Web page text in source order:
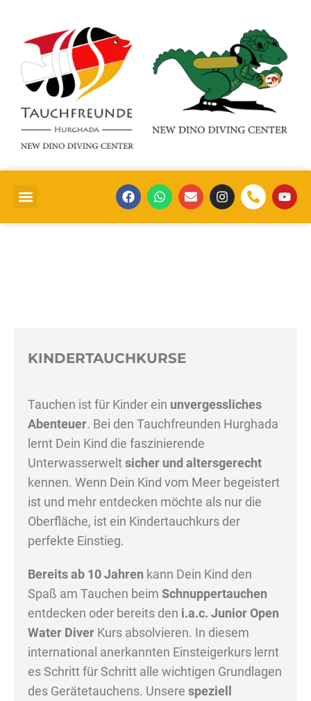
KINDERTAUCHKURSE
Tauchen ist für Kinder ein unvergessliches
Abenteuer. Bei den Tauchfreunden Hurghada
lernt Dein Kind die faszinierende
Unterwasserweltsicher und altersgerecht
kennen. Wenn Dein Kind vom Meer begeistert
ist und mehr entdecken möchte als nur die
Oberfläche, ist ein Kindertauchkurs der
perfekte Einstieg.
Bereits ab 10 Jahren kann Dein Kind den
Spaß am Tauchen beimSchnuppertauchen
entdecken oder bereits den i.a.c. Junior Open
Water Diver Kurs absolvieren. In diesem
international anerkannten Einsteigerkurs lernt
es Schritt für Schritt alle wichtigen Grundlagen
des Gerätetauchens. Unserespeziell